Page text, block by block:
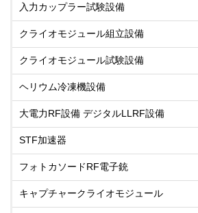
入力カップラー試験設備
クライオモジュール組立設備
クライオモジュール試験設備
ヘリウム冷凍機設備
大電力RF設備 デジタルLLRF設備
STF加速器
フォトカソードRF電子銃
キャプチャークライオモジュール